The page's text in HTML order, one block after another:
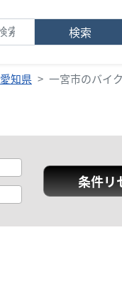
検索
愛知県 一宮市のバイ
条件リ